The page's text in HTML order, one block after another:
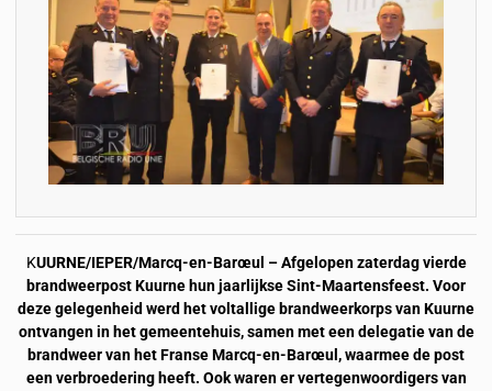
KUURNE/IEPER/Marcq-en-Barœul – Afgelopen zaterdag vierde
brandweerpost Kuurne hun jaarlijkse Sint-Maartensfeest. Voor
deze gelegenheid werd het voltallige brandweerkorps van Kuurne
ontvangen in het gemeentehuis, samen met een delegatie van de
brandweer van het Franse Marcq-en-Barœul, waarmee de post
een verbroedering heeft. Ook waren er vertegenwoordigers van